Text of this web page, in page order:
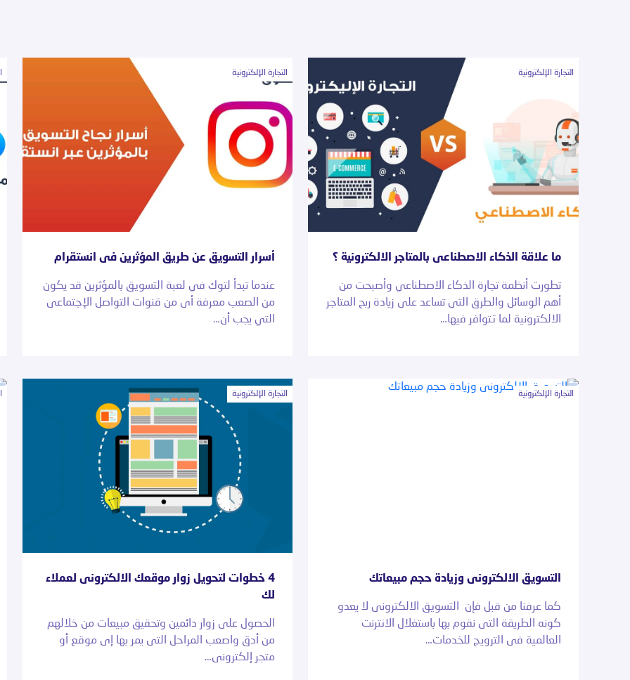
التجارة الإلكترونية
ما علاقة الذكاء الاصطناعى بالمتاجر الالكترونية ؟
تطورت أنظمة تجارة الذكاء الاصطناعي وأصبحت من
أهم الوسائل والطرق التى تساعد على زيادة ربح المتاجر
الالكترونية لما تتوافر فيها…
التجارة الإلكترونية
أسرار التسويق عن طريق المؤثرين فى انستقرام
عندما تبدأ لتوك في لعبة التسويق بالمؤثرين قد يكون
من الصعب معرفة أى من قنوات التواصل الإجتماعى
التي يجب أن…
التجارة الإلكترونية
التسويق الالكترونى وزيادة حجم مبيعاتك
كما عرفنا من قبل فإن التسويق الالكترونى لا يعدو
كونه الطريقة التى نقوم بها باستغلال الانترنت
العالمية فى الترويج للخدمات…
التجارة الإلكترونية
4 خطوات لتحويل زوار موقعك الالكترونى لعملاء
لك
الحصول على زوار دائمين وتحقيق مبيعات من خلالهم
من أدق واصعب المراحل التى يمر بها إى موقع أو
متجر إلكترونى…